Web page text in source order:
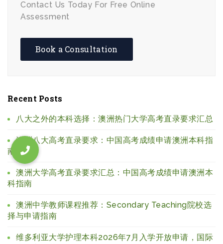
Contact Us Today For Free Online
Assessment
Book a Consultation
Recent Posts
八大之外的本科选择：澳洲热门大学高考直录要求汇总
澳洲八大高考直录要求：中国高考成绩申请澳洲本科指
南
澳洲大学高考直录要求汇总：中国高考成绩申请澳洲本
科指南
澳洲中学教师课程推荐：Secondary Teaching院校选
择与申请指南
维多利亚大学护理本科2026年7月入学开放申请，国际